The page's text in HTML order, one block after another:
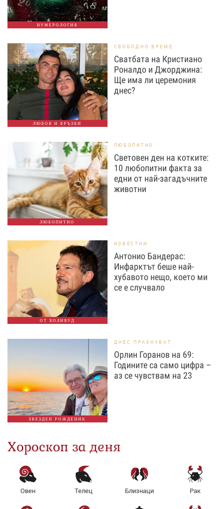
НУМЕРОЛОГИЯ
ЛЮБОВ И ВРЪЗКИ
СВОБОДНО ВРЕМЕ
Сватбата на Кристиано
Роналдо и Джорджина:
Ще има ли церемония
днес?
ЛЮБОПИТНО
ЛЮБОПИТНО
Световен ден на котките:
10 любопитни факта за
едни от най-загадъчните
животни
ОТ ХОЛИВУД
ИЗВЕСТНИ
Антонио Бандерас:
Инфарктът беше най-
хубавото нещо, което ми
се е случвало
ЗВЕЗДЕН РОЖДЕНИК
ДНЕС ПРАЗНУВАТ
Орлин Горанов на 69:
Годините са само цифра –
аз се чувствам на 23
Хороскоп за деня
Овен Телец Близнаци Рак